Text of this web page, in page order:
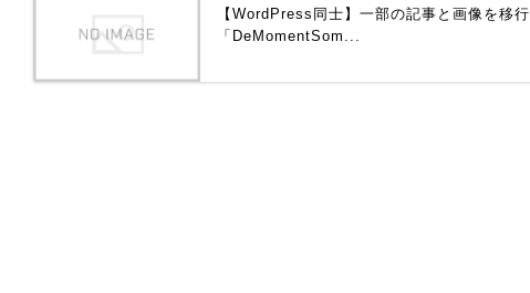
【WordPress同士】一部の記事と画像を移行
「DeMomentSom...